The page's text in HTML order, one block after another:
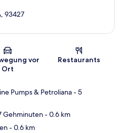
Karte
93427
vor
Ort
Restaurants
Pumps & Petroliana- 5
Gehminuten- 0.6 km
- 0.6 km